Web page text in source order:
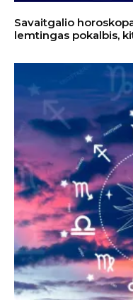
Savaitgalio
lemtingas pokalbis,